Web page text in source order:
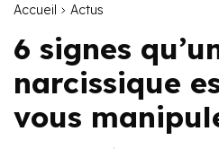
Accueil Actus
6 signes
narcissique
vous